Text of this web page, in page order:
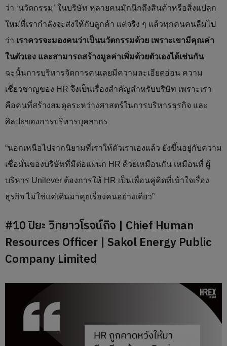
ว่า ‘นวัตกรรม’ ในบริษัท หลายคนมักนึกถึงสินค้าหรือสิ่งแปลก
ใหม่ที่เรากำลังจะส่งให้กับลูกค้า แต่จริง ๆ แล้วทุกคนคนลืมไป
ว่า เราควรจะมองคนว่าเป็นนวัตกรรมด้วย เพราะเขามีคุณค่า
ในตัวเอง และสามารถสร้างมูลค่าเพิ่มด้วยตัวเองได้เช่นกัน
ฉะนั้นการบริหารจัดการคนเลยมีความละเอียดอ่อน ความ
เชี่ยวชาญของ HR จึงเป็นเรื่องสำคัญสำหรับบริษัท เพราะเรา
คือคนที่สร้างสมดุลระหว่างศาสตร์ในการบริหารธุรกิจ และ
ศิลปะของการบริหารบุคลากร
“นอกเหนือไปจากนิยามที่เราให้ตัวเราเองแล้ว ยังขึ้นอยู่กับความ
เชื่อมั่นของบริษัทที่มีต่อแผนก HR ด้วยเหมือนกัน เหมือนที่ ผู้
บริหาร Unilever ต้องการให้ HR เป็นเพื่อนคู่คิดที่เข้าใจเรื่อง
ธุรกิจ ไม่ใช่แค่เดินมาคุยเรื่องคนอย่างเดียว”
#10 ปิยะ วิทยาวโรจน์กิจ | Chief Human
Resources Officer | Sakol Energy Public
Company Limited